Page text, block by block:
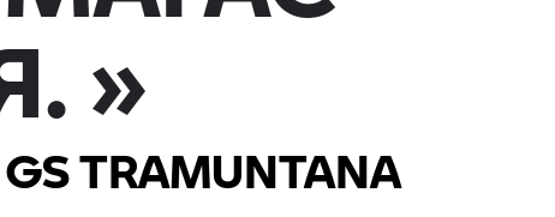
»
TRAMUNTANA